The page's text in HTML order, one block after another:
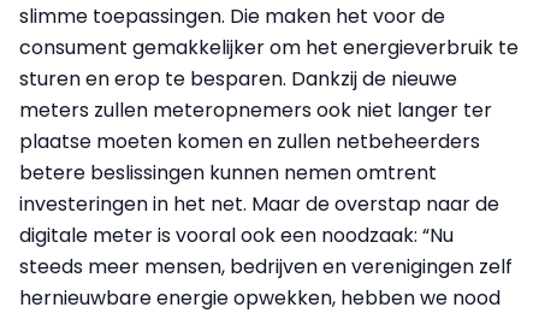
slimme toepassingen. Die maken het voor de
consument gemakkelijker om het energieverbruik te
sturen en erop te besparen. Dankzij de nieuwe
meters zullen meteropnemers ook niet langer ter
plaatse moeten komen en zullen netbeheerders
betere beslissingen kunnen nemen omtrent
investeringen in het net. Maar de overstap naar de
digitale meter is vooral ook een noodzaak: “Nu
steeds meer mensen, bedrijven en verenigingen zelf
hernieuwbare energie opwekken, hebben we nood